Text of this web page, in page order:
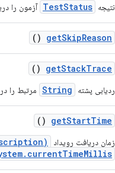
نتیجه TestStatus آزمون را
getSkipReason
()
getStackTrace
()
ردیابی پشته String مرتبط را
getStartTime
()
زمان دریافت رویداد